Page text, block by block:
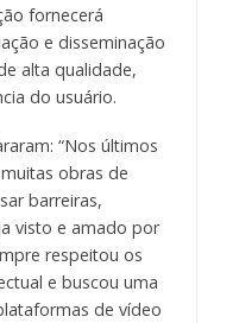
fornecerá
e disseminação
alta qualidade,
do usuário.
“Nos últimos
obras de
barreiras,
visto e amado por
respeitou os
e buscou uma
de vídeo